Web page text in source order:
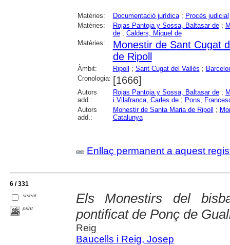
Matèries: Documentació jurídica; Procés judicial
Matèries:
Rojas Pantoja y Sossa, Baltasar de;
de; Calders, Miquel de
Matèries:
Monestir de Sant Cugat
de Ripoll
Àmbit: Ripoll ; Sant Cugat del Vallès ;
Cronologia: [1666]
Autors
add.:
Rojas Pantoja y Sossa, Baltasar de;
i Vilafranca, Carles de; Pons,
Autors
add.:
Monestir de Santa Maria de Ripoll ;
Catalunya
Enllaç permanent a aquest
6 / 331
select
print
Els Monestirs del
pontificat de Ponç de
Reig
Baucells i Reig, Josep